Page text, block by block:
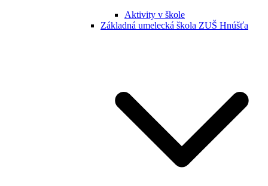
Aktivity v škole
Základná umelecká škola ZUŠ Hnúšťa